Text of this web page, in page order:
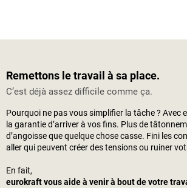
Remettons le travail à sa place.
C’est déjà assez difficile comme ça.
Pourquoi ne pas vous simplifier la tâche ? Avec
la garantie d’arriver à vos fins. Plus de
d’angoisse que quelque chose casse. Fini les
aller qui peuvent créer des tensions ou ruiner
En fait,
eurokraft vous aide à venir à bout de votre